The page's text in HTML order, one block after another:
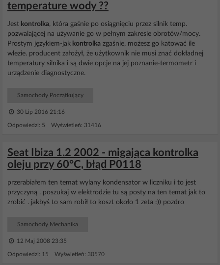
temperature wody ??
Jest kontrolka, która gaśnie po osiągnięciu przez silnik temp.
pozwalającej na używanie go w pełnym zakresie obrotów/mocy.
Prostym językiem-jak kontrolka zgaśnie, możesz go katować ile
wlezie. producent założył, że użytkownik nie musi znać dokładnej
temperatury silnika i są dwie opcje na jej poznanie-termometr i
urządzenie diagnostyczne.
Samochody Początkujący
30 Lip 2016 21:16
Odpowiedzi: 5 Wyświetleń: 31416
Seat Ibiza 1.2 2002 - migająca kontrolka
oleju przy 60°C, błąd P0118
przerabiałem ten temat wylany kondensator w liczniku i to jest
przyczyną . poszukaj w elektrodzie tu są posty na ten temat jak to
zrobić . jakbyś to sam robił to koszt około 1 zeta :)) pozdro
Samochody Mechanika
12 Maj 2008 23:35
Odpowiedzi: 15 Wyświetleń: 30570